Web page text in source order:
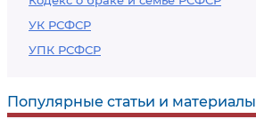
УК РСФСР
УПК РСФСР
Популярные статьи и материалы